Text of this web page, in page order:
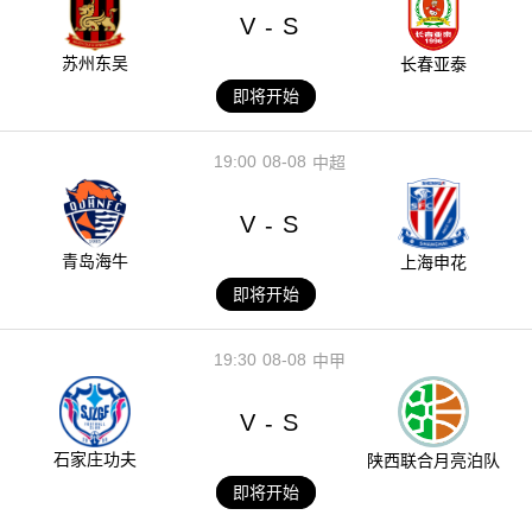
苏州东吴
V - S
长春亚泰
即将开始
08-08
19:00 中超
青岛海牛
V - S
上海申花
即将开始
08-08
19:30 中甲
石家庄功夫
V - S
陕西联合月亮泊队
即将开始